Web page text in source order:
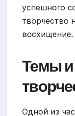
успешного
творчество
восхищение.
Темы
Одной из